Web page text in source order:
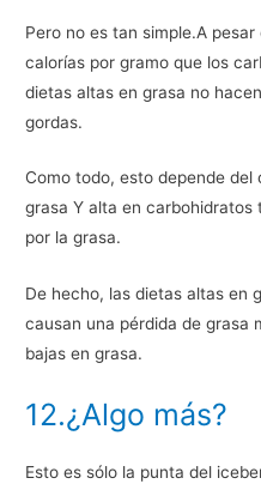
Pero no es tan simple.A
calorías por gramo que los
dietas altas en grasa no
gordas.
Como todo, esto depende
grasa Y alta en carbohidratos
por la grasa.
De hecho, las dietas altas en
causan una pérdida de grasa
bajas en grasa.
12.¿Algo más?
Esto es sólo la punta del